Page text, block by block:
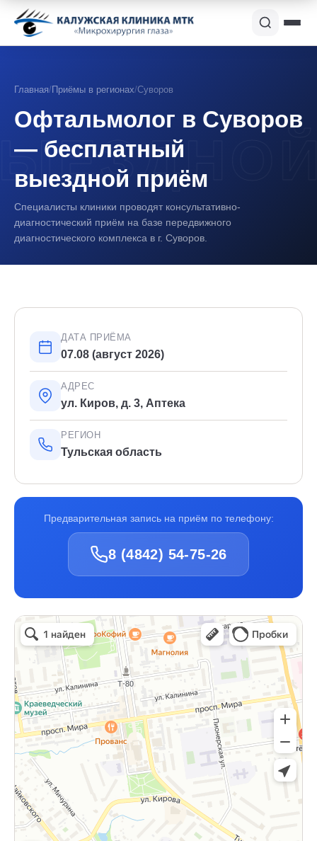
Главная/Приёмы в регионах/Суворов
Офтальмолог в Суворов
— бесплатный
выездной приём
Специалисты клиники проводят консультативно-
диагностический приём на базе передвижного
диагностического комплекса в г. Суворов.
ДАТА ПРИЁМА
07.08 (август 2026)
АДРЕС
ул. Киров, д. 3, Аптека
РЕГИОН
Тульская область
Предварительная запись на приём по телефону:
8 (4842) 54-75-26